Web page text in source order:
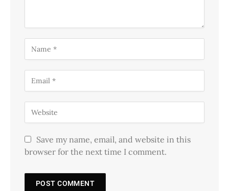
Save my name, email, and website in this
browser for the next time I comment.